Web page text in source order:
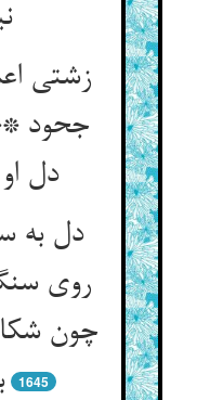
زشتی
جحود **
دل
دل به
روی
چون
1645